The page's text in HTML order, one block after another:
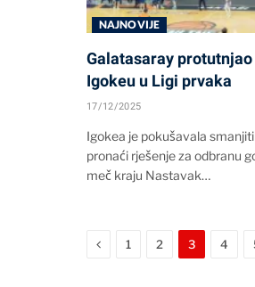
NAJNOVIJE
Galatasaray
Igokeu u Ligi prvaka
17/12/2025
Igokea je pokušavala
pronaći rješenje za odbranu
meč kraju Nastavak…
Previous
1 2 3 4